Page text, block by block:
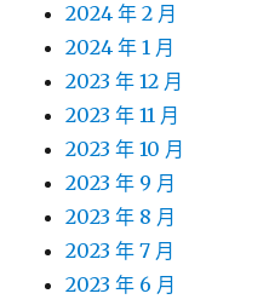
2024 年 2 月
2024 年 1 月
2023 年 12 月
2023 年 11 月
2023 年 10 月
2023 年 9 月
2023 年 8 月
2023 年 7 月
2023 年 6 月